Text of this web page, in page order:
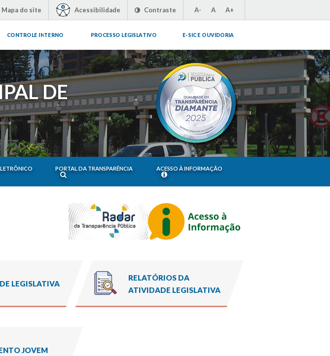
Mapa do site Acessibilidade Contraste A- A A+
CONTROLE INTERNO PROCESSO LEGISLATIVO E-SIC E OUVIDORIA
DE
PORTAL DA TRANSPARÊNCIA ACESSO À INFORMAÇÃO
LEGISLATIVA
RELATÓRIOS DA
ATIVIDADE LEGISLATIVA
JOVEM